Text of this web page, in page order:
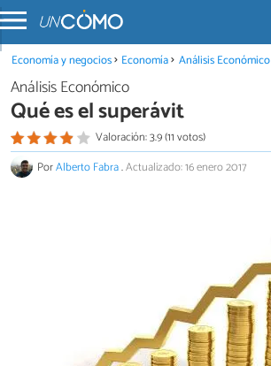
Economía y negocios Economía Análisis Económico
Análisis Económico
Qué es el superávit
Valoración: 3.9 (11 votos)
PorAlberto Fabra.Actualizado: 16 enero 2017